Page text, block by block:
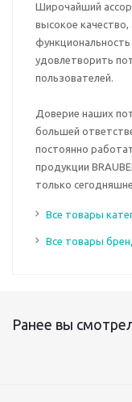
Широчайший
высокое
удовлетворить
пользователей.
Доверие наших
большей
постоянно
продукции
только
Все товары
Все товары
Ранее вы